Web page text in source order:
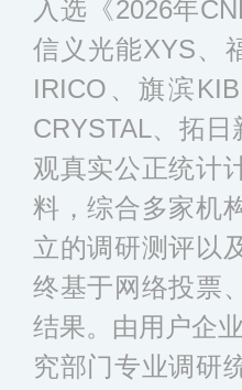
入选《2026年
信义光能XYS、
IRICO、旗滨
CRYSTAL、拓
观真实公正统计
料，综合多家机
立的调研测评以
终基于网络投票
结果。由用户企
究部门专业调研